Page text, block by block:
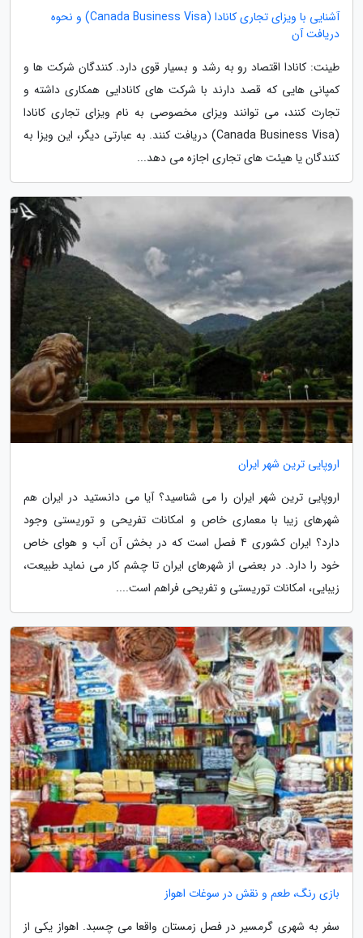
آشنایی با ویزای تجاری کانادا (Canada Business Visa) و نحوه
دریافت آن
طینت: کانادا اقتصاد رو به رشد و بسیار قوی دارد. کنندگان شرکت ها و
کمپانی هایی که قصد دارند با شرکت های کانادایی همکاری داشته و
تجارت کنند، می توانند ویزای مخصوصی به نام ویزای تجاری کانادا
(Canada Business Visa) دریافت کنند. به عبارتی دیگر، این ویزا به
کنندگان یا هیئت های تجاری اجازه می دهد...
اروپایی ترین شهر ایران
اروپایی ترین شهر ایران را می شناسید؟ آیا می دانستید در ایران هم
شهرهای زیبا با معماری خاص و امکانات تفریحی و توریستی وجود
دارد؟ ایران کشوری 4 فصل است که در بخش آن آب و هوای خاص
خود را دارد. در بعضی از شهرهای ایران تا چشم کار می نماید طبیعت،
زیبایی، امکانات توریستی و تفریحی فراهم است....
بازی رنگ، طعم و نقش در سوغات اهواز
سفر به شهری گرمسیر در فصل زمستان واقعا می چسبد. اهواز یکی از